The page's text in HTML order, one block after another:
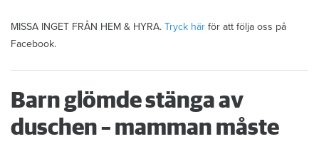
MISSA INGET FRÅN HEM & HYRA. Tryck här för att följa oss på
Facebook.
Barn glömde stänga av
duschen – mamman måste